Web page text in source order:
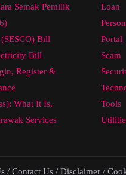
Semak Pemilik
Bill
Bill
Register &
What It Is,
Services
Loan
Portal
Scam
Tools
/ Contact Us / Disclaimer /